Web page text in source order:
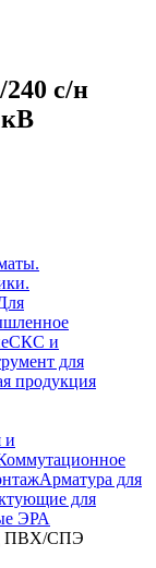
с/н
СКС и
для
продукция
и
Арматура для
для
ЭРА
ПВХ/СПЭ